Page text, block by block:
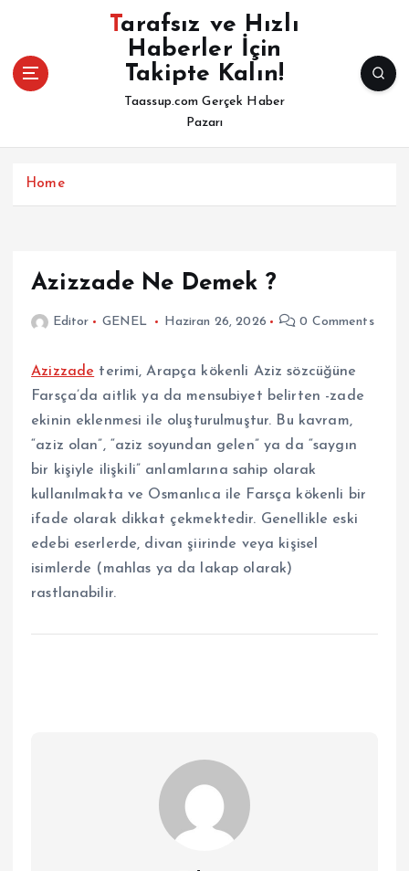
Tarafsız ve Hızlı
Haberler İçin
Takipte Kalın!
Taassup.com Gerçek Haber
Pazarı
Home
Azizzade Ne Demek ?
Editor GENEL Haziran 26, 2026 0 Comments
Azizzade terimi, Arapça kökenli Aziz sözcüğüne
Farsça’da aitlik ya da mensubiyet belirten -zade
ekinin eklenmesi ile oluşturulmuştur. Bu kavram,
“aziz olan”, “aziz soyundan gelen” ya da “saygın
bir kişiyle ilişkili” anlamlarına sahip olarak
kullanılmakta ve Osmanlıca ile Farsça kökenli bir
ifade olarak dikkat çekmektedir. Genellikle eski
edebi eserlerde, divan şiirinde veya kişisel
isimlerde (mahlas ya da lakap olarak)
rastlanabilir.